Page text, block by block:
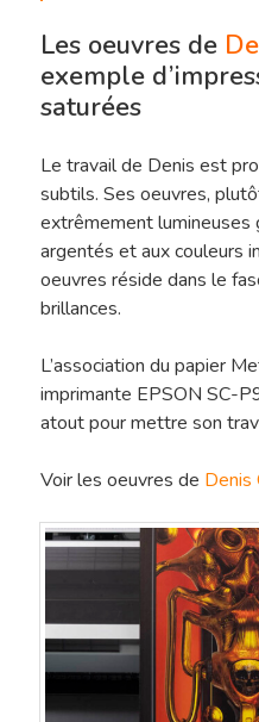
Les oeuvres de
exemple
saturées
Le travail de Denis est
subtils. Ses oeuvres,
extrêmement lumineuses
argentés et aux couleurs
oeuvres réside dans le
brillances.
L’association du papier
imprimante EPSON SC-
atout pour mettre son
Voir les oeuvres de Denis